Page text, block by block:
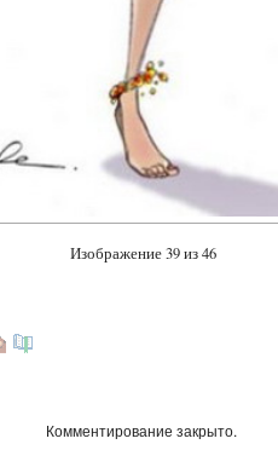
Изображение 39 из 46
Комментирование закрыто.